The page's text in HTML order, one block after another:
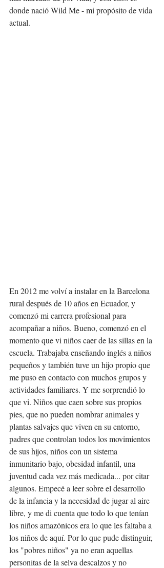
donde nació Wild Me - mi propósito de vida
actual.
En 2012 me volví a instalar en la Barcelona
rural después de 10 años en Ecuador, y
comenzó mi carrera profesional para
acompañar a niños. Bueno, comenzó en el
momento que vi niños caer de las sillas en la
escuela. Trabajaba enseñando inglés a niños
pequeños y también tuve un hijo propio que
me puso en contacto con muchos grupos y
actividades familiares. Y me sorprendió lo
que vi. Niños que caen sobre sus propios
pies, que no pueden nombrar animales y
plantas salvajes que viven en su entorno,
padres que controlan todos los movimientos
de sus hijos, niños con un sistema
inmunitario bajo, obesidad infantil, una
juventud cada vez más medicada... por citar
algunos. Empecé a leer sobre el desarrollo
de la infancia y la necesidad de jugar al aire
libre, y me di cuenta que todo lo que tenían
los niños amazónicos era lo que les faltaba a
los niños de aquí. Por lo que pude distinguir,
los "pobres niños" ya no eran aquellas
personitas de la selva descalzos y no